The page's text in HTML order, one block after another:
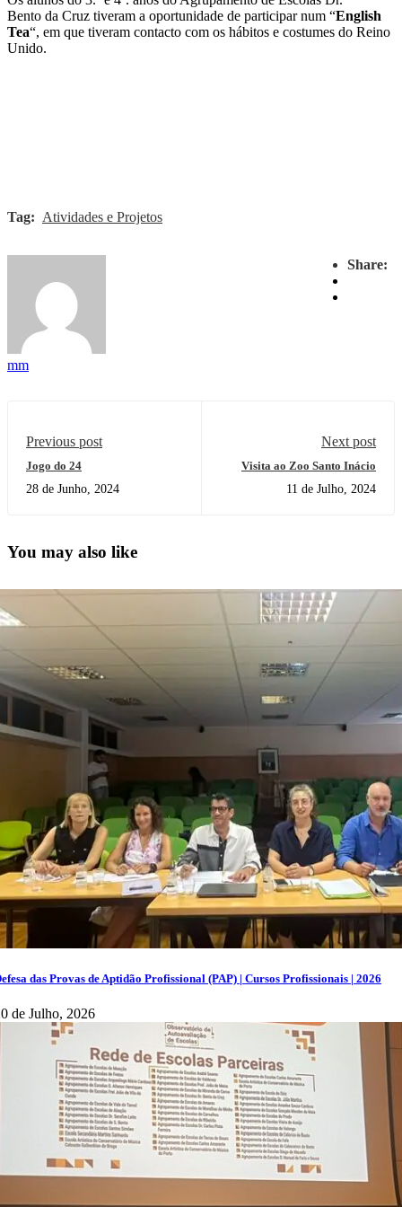
Bento da Cruz tiveram a oportunidade de participar num “English
Tea“, em que tiveram contacto com os hábitos e costumes do Reino
Unido.
Tag: Atividades e Projetos
Share:
mm
Previous post
Jogo do 24
28 de Junho, 2024
Next post
Visita ao Zoo Santo Inácio
11 de Julho, 2024
You may also like
das Provas de Aptidão Profissional (PAP) | Cursos Profissionais | 2026
de Julho, 2026